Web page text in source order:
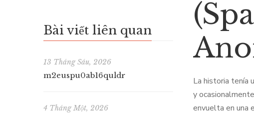
La historia tenía
y
envuelta en una
Bài viết liên quan
13 Tháng Sáu, 2026
m2euspu0ab16quldr
4 Tháng Một, 2026